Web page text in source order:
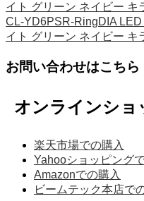
イト グリーン ネイビー キ
CL-YD6PSR-RingDIA
イト グリーン ネイビー キ
お問い合わせはこちら
オンラインショ
楽天市場での購入
Yahooショッピング
Amazonでの購入
ビームテック本店で